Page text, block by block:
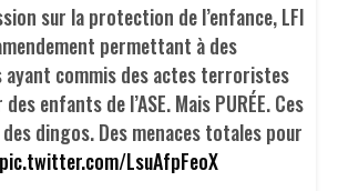
sur la protection de l’enfance, LFI
permettant à des
ayant commis des actes terroristes
enfants de l’ASE. Mais PURÉE. Ces
dingos. Des menaces totales pour
pic.twitter.com/LsuAfpFeoX